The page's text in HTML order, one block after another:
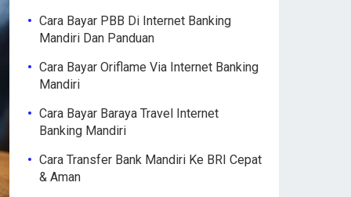
Cara Bayar PBB Di Internet Banking
Mandiri Dan Panduan
Cara Bayar Oriflame Via Internet Banking
Mandiri
Cara Bayar Baraya Travel Internet
Banking Mandiri
Cara Transfer Bank Mandiri Ke BRI Cepat
& Aman